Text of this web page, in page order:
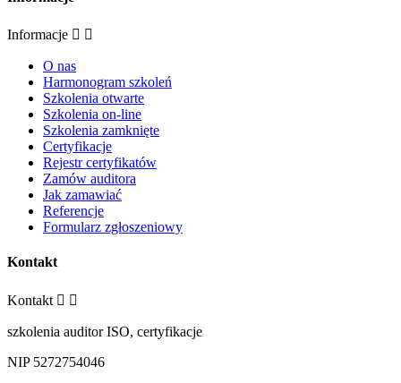
Informacje  
O nas
Harmonogram szkoleń
Szkolenia otwarte
Szkolenia on-line
Szkolenia zamknięte
Certyfikacje
Rejestr certyfikatów
Zamów auditora
Jak zamawiać
Referencje
Formularz zgłoszeniowy
Kontakt
Kontakt  
szkolenia auditor ISO, certyfikacje
NIP 5272754046